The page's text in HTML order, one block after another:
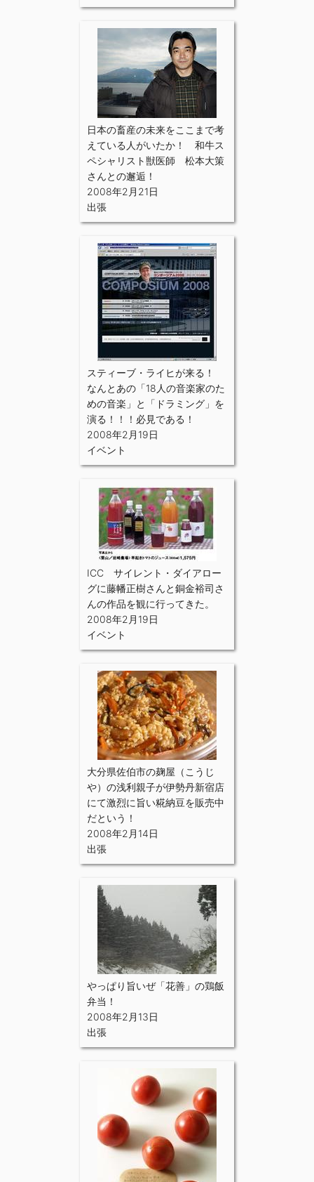
日本の畜産の未来をここまで考
えている人がいたか！ 和牛ス
ペシャリスト獣医師 松本大策
さんとの邂逅！
2008年2月21日
出張
スティーブ・ライヒが来る！
なんとあの「18人の音楽家のた
めの音楽」と「ドラミング」を
演る！！！必見である！
2008年2月19日
イベント
ICC サイレント・ダイアロー
グに藤幡正樹さんと銅金裕司さ
んの作品を観に行ってきた。
2008年2月19日
イベント
大分県佐伯市の麹屋（こうじ
や）の浅利親子が伊勢丹新宿店
にて激烈に旨い糀納豆を販売中
だという！
2008年2月14日
出張
やっぱり旨いぜ「花善」の鶏飯
弁当！
2008年2月13日
出張